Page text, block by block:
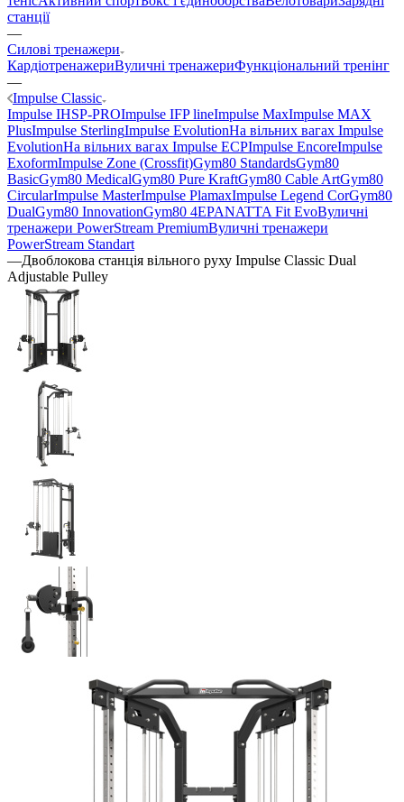
станції
—
Силові тренажери
КардіотренажериВуличні тренажериФункціональний тренінг
—
Impulse Classic
Impulse IHSP-PROImpulse IFP lineImpulse MaxImpulse MAX
PlusImpulse SterlingImpulse EvolutionНа вільних вагах Impulse
EvolutionНа вільних вагах Impulse ECPImpulse EncoreImpulse
ExoformImpulse Zone (Crossfit)Gym80 StandardsGym80
BasicGym80 MedicalGym80 Pure KraftGym80 Cable ArtGym80
CircularImpulse MasterImpulse PlamaxImpulse Legend CorGym80
DualGym80 InnovationGym80 4EPANATTA Fit EvoВуличні
тренажери PowerStream PremiumВуличні тренажери
PowerStream Standart
—Двоблокова станція вільного руху Impulse Classic Dual
Adjustable Pulley